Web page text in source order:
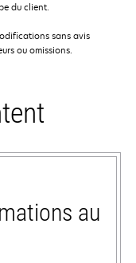
du client.
sans avis
ou omissions.
au